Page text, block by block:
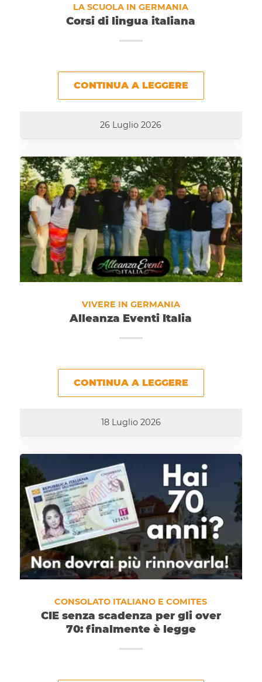
LA SCUOLA IN GERMANIA
Corsi di lingua italiana
CONTINUA A LEGGERE
26 Luglio 2026
VIVERE IN GERMANIA
Alleanza Eventi Italia
CONTINUA A LEGGERE
18 Luglio 2026
CONSOLATO ITALIANO E COMITES
CIE senza scadenza per gli over
70: finalmente è legge